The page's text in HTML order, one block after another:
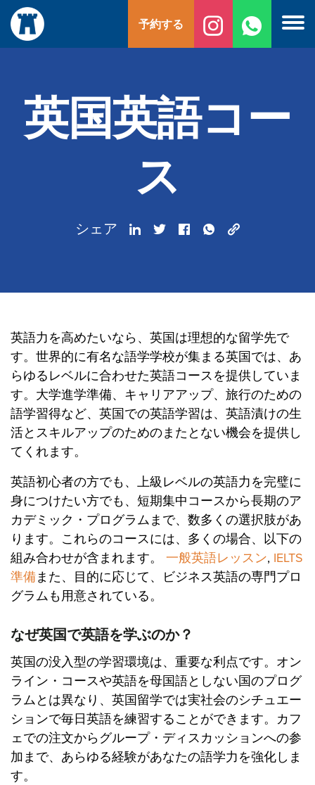
ン
テ
予約する
英国英語コー
ス
シェア
英語力を高めたいなら、英国は理想的な留学先で
す。世界的に有名な語学学校が集まる英国では、あ
らゆるレベルに合わせた英語コースを提供していま
す。大学進学準備、キャリアアップ、旅行のための
語学習得など、英国での英語学習は、英語漬けの生
活とスキルアップのためのまたとない機会を提供し
てくれます。
英語初心者の方でも、上級レベルの英語力を完璧に
身につけたい方でも、短期集中コースから長期のア
カデミック・プログラムまで、数多くの選択肢があ
ります。これらのコースには、多くの場合、以下の
組み合わせが含まれます。 一般英語レッスン, IELTS
準備また、目的に応じて、ビジネス英語の専門プロ
グラムも用意されている。
なぜ英国で英語を学ぶのか？
英国の没入型の学習環境は、重要な利点です。オン
ライン・コースや英語を母国語としない国のプログ
ラムとは異なり、英国留学では実社会のシチュエー
ションで毎日英語を練習することができます。カフ
ェでの注文からグループ・ディスカッションへの参
加まで、あらゆる経験があなたの語学力を強化しま
す。